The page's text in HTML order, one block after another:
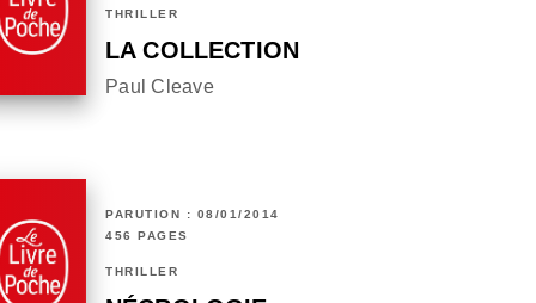
THRILLER
LA COLLECTION
Paul Cleave
PARUTION : 08/01/2014
456 PAGES
THRILLER